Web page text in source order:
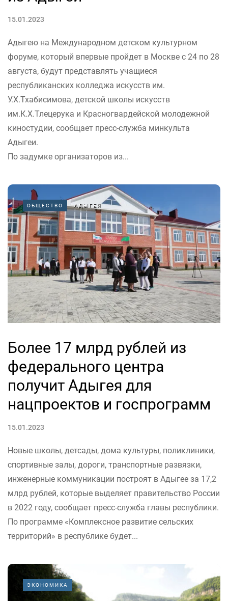
15.01.2023
Адыгею на Международном детском культурном
форуме, который впервые пройдет в Москве с 24 по 28
августа, будут представлять учащиеся
республиканских колледжа искусств им.
У.Х.Тхабисимова, детской школы искусств
им.К.Х.Тлецерука и Красногвардейской молодежной
киностудии, сообщает пресс-служба минкульта
Адыгеи.
По задумке организаторов из...
ОБЩЕСТВО АДЫГЕЯ
Более 17 млрд рублей из
федерального центра
получит Адыгея для
нацпроектов и госпрограмм
15.01.2023
Новые школы, детсады, дома культуры, поликлиники,
спортивные залы, дороги, транспортные развязки,
инженерные коммуникации построят в Адыгее за 17,2
млрд рублей, которые выделяет правительство России
в 2022 году, сообщает пресс-служба главы республики.
По программе «Комплексное развитие сельских
территорий» в республике будет...
ЭКОНОМИКА